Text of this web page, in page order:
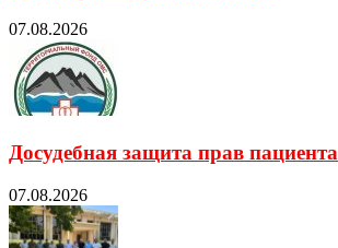
07.08.2026
Досудебная защита прав пациента
07.08.2026